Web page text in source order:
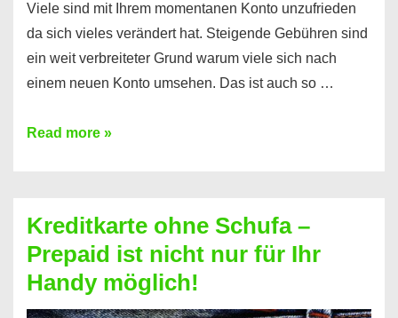
Viele sind mit Ihrem momentanen Konto unzufrieden
da sich vieles verändert hat. Steigende Gebühren sind
ein weit verbreiteter Grund warum viele sich nach
einem neuen Konto umsehen. Das ist auch so …
Konto
Neueröffnung
trotz
Schufaeintrag
möglich
Read more »
Kreditkarte ohne Schufa –
Prepaid ist nicht nur für Ihr
Handy möglich!